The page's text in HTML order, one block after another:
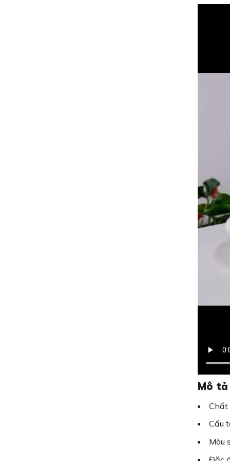
Mô
Chất
Cấu
Màu